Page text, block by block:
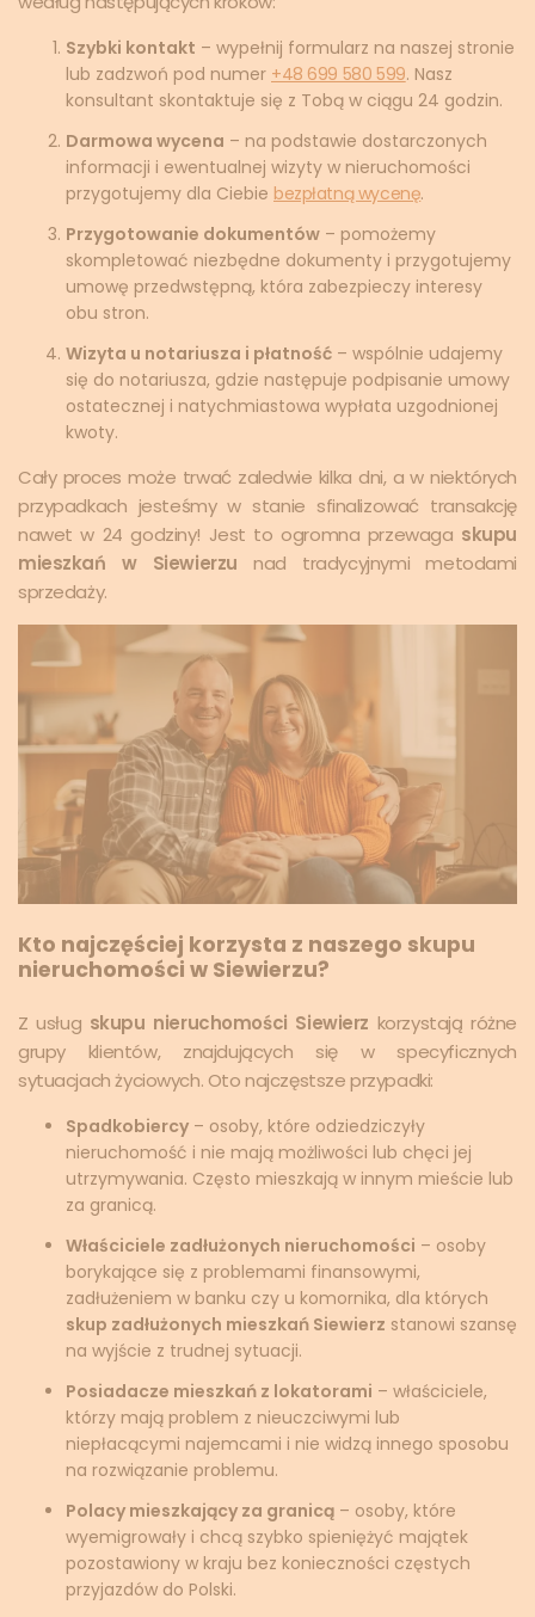
Szybki kontakt – wypełnij formularz na naszej stronie
lub zadzwoń pod numer +48 699 580 599. Nasz
konsultant skontaktuje się z Tobą w ciągu 24 godzin.
Darmowa wycena – na podstawie dostarczonych
informacji i ewentualnej wizyty w nieruchomości
przygotujemy dla Ciebie bezpłatną wycenę.
Przygotowanie dokumentów – pomożemy
skompletować niezbędne dokumenty i przygotujemy
umowę przedwstępną, która zabezpieczy interesy
obu stron.
Wizyta u notariusza i płatność – wspólnie udajemy
się do notariusza, gdzie następuje podpisanie umowy
ostatecznej i natychmiastowa wypłata uzgodnionej
kwoty.
Cały proces może trwać zaledwie kilka dni, a w niektórych
przypadkach jesteśmy w stanie sfinalizować transakcję
nawet w 24 godziny! Jest to ogromna przewaga skupu
mieszkań w Siewierzu nad tradycyjnymi metodami
sprzedaży.
Kto najczęściej korzysta z naszego skupu
nieruchomości w Siewierzu?
Z usług skupu nieruchomości Siewierz korzystają różne
grupy klientów, znajdujących się w specyficznych
sytuacjach życiowych. Oto najczęstsze przypadki:
Spadkobiercy – osoby, które odziedziczyły
nieruchomość i nie mają możliwości lub chęci jej
utrzymywania. Często mieszkają w innym mieście lub
za granicą.
Właściciele zadłużonych nieruchomości – osoby
borykające się z problemami finansowymi,
zadłużeniem w banku czy u komornika, dla których
skup zadłużonych mieszkań Siewierz stanowi szansę
na wyjście z trudnej sytuacji.
Posiadacze mieszkań z lokatorami – właściciele,
którzy mają problem z nieuczciwymi lub
niepłacącymi najemcami i nie widzą innego sposobu
na rozwiązanie problemu.
Polacy mieszkający za granicą – osoby, które
wyemigrowały i chcą szybko spieniężyć majątek
pozostawiony w kraju bez konieczności częstych
przyjazdów do Polski.